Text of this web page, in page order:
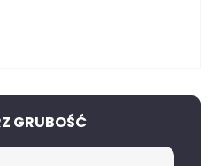
GRUBOŚĆ